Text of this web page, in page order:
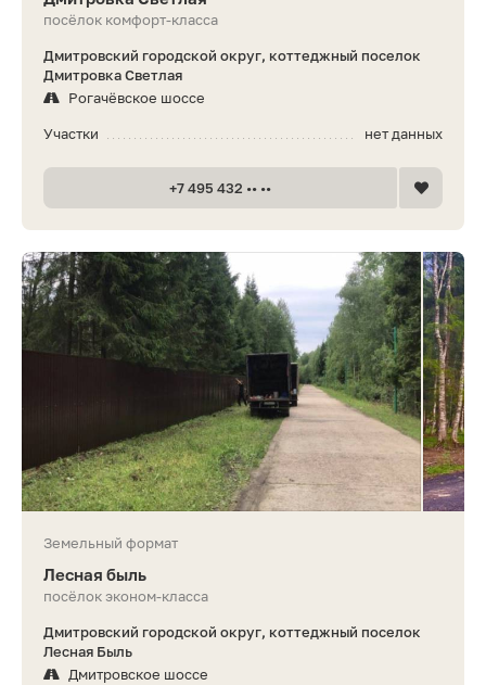
посёлок комфорт-класса
Дмитровский городской округ, коттеджный поселок
Дмитровка Светлая
Рогачёвское шоссе
нет данных
Участки
+7 495 432 •• ••
Земельный формат
Лесная быль
посёлок эконом-класса
Дмитровский городской округ, коттеджный поселок
Лесная Быль
Дмитровское шоссе